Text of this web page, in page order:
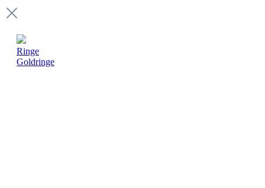
Ringe
Goldringe